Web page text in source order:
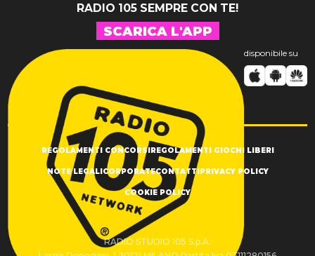
RADIO 105 SEMPRE CON TE!
SCARICA L'APP
disponibile su
REGOLAMENTI CONCORSIREGOLAMENTI GIOCHI LIBERI
NOTE LEGALICORPORATECONTATTIPRIVACY POLICY
COOKIE POLICY
RADIO STUDIO 105 S.p.A.